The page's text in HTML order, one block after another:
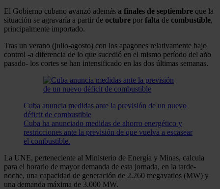
El Gobierno cubano avanzó además a finales de septiembre que la
situación se agravaría a partir de octubre por falta de combustible,
principalmente importado.
Tras un verano (julio-agosto) con los apagones relativamente bajo
control -a diferencia de lo que sucedió en el mismo período del año
pasado- los cortes se han intensificado en las dos últimas semanas.
Cuba anuncia medidas ante la previsión de un nuevo
déficit de combustible
Cuba ha anunciado medidas de ahorro energético y
restricciones ante la previsión de que vuelva a escasear
el combustible.
La UNE, perteneciente al Ministerio de Energía y Minas, calcula
para el horario de mayor demanda de esta jornada, en la tarde-
noche, una capacidad de generación de 2.260 megavatios (MW) y
una demanda máxima de 3.000 MW.